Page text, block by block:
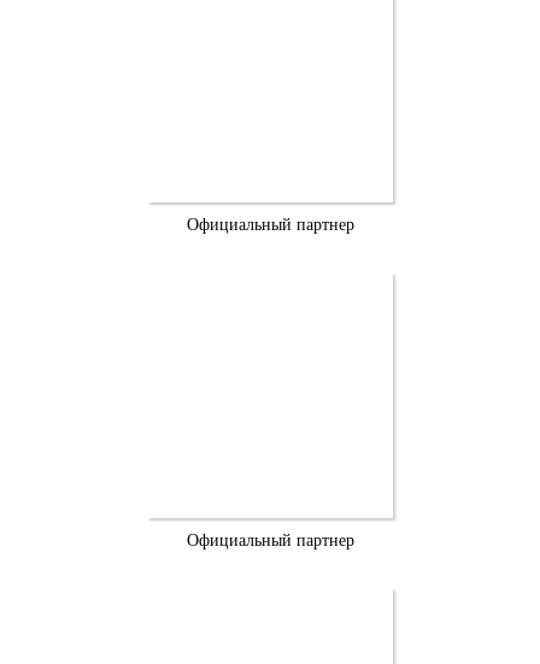
Официальный партнер
Официальный партнер